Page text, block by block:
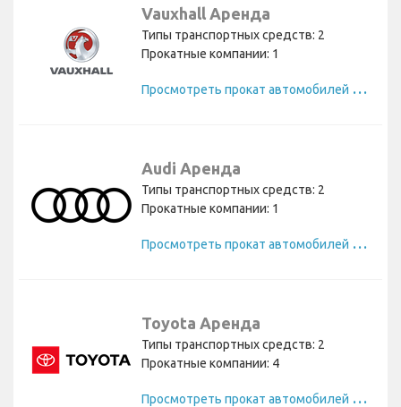
Vauxhall Аренда
Типы транспортных средств: 2
Прокатные компании: 1
П
росмотреть прокат автомобилей Vauxhall
Audi Аренда
Типы транспортных средств: 2
Прокатные компании: 1
П
росмотреть прокат автомобилей Audi
Toyota Аренда
Типы транспортных средств: 2
Прокатные компании: 4
П
росмотреть прокат автомобилей Toyota